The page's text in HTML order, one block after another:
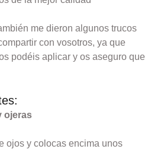
me dieron algunos trucos
con vosotros, ya que
podéis aplicar y os aseguro que
ojeras
ojos y colocas encima unos